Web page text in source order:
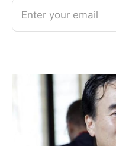
Enter your email